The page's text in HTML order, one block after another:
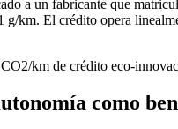
a un fabricante que
g/km. El crédito opera
km de crédito eco-
como